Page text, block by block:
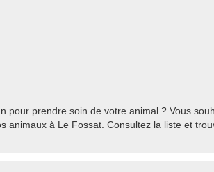
pour prendre soin de votre animal ? Vous
animaux à Le Fossat. Consultez la liste et